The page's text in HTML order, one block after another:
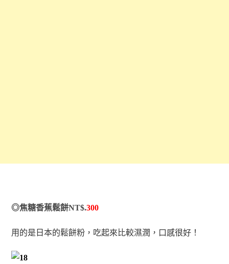
◎焦糖香蕉鬆餅NT$.300
用的是日本的鬆餅粉，吃起來比較濕潤，口感很好！